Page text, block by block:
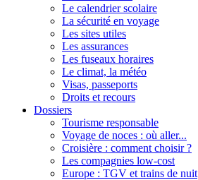
Le calendrier scolaire
La sécurité en voyage
Les sites utiles
Les assurances
Les fuseaux horaires
Le climat, la météo
Visas, passeports
Droits et recours
Dossiers
Tourisme responsable
Voyage de noces : où aller...
Croisière : comment choisir ?
Les compagnies low-cost
Europe : TGV et trains de nuit